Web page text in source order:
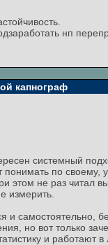
нп
капнограф
системный
по своему,
этом не раз читал
измерить.
и самостоятельно,
но вот только
и работают